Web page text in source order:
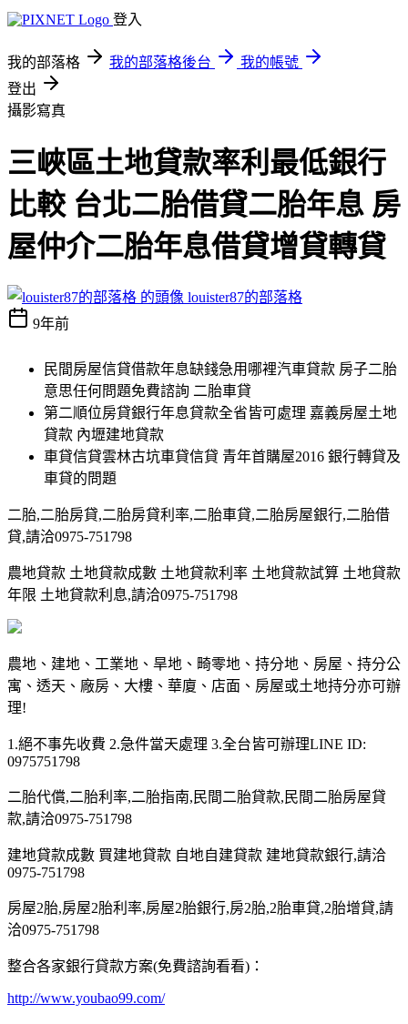
登入
我的部落格 我的部落格後台
我的帳號
登出
攝影寫真
三峽區土地貸款率利最低銀行
比較 台北二胎借貸二胎年息 房
屋仲介二胎年息借貸增貸轉貸
louister87的部落格
9年前
民間房屋信貸借款年息缺錢急用哪裡汽車貸款 房子二胎
意思任何問題免費諮詢 二胎車貸
第二順位房貸銀行年息貸款全省皆可處理 嘉義房屋土地
貸款 內壢建地貸款
車貸信貸雲林古坑車貸信貸 青年首購屋2016 銀行轉貸及
車貸的問題
二胎,二胎房貸,二胎房貸利率,二胎車貸,二胎房屋銀行,二胎借
貸,請洽0975-751798
農地貸款 土地貸款成數 土地貸款利率 土地貸款試算 土地貸款
年限 土地貸款利息,請洽0975-751798
農地、建地、工業地、旱地、畸零地、持分地、房屋、持分公
寓、透天、廠房、大樓、華廈、店面、房屋或土地持分亦可辦
理!
1.絕不事先收費 2.急件當天處理 3.全台皆可辦理LINE ID:
0975751798
二胎代償,二胎利率,二胎指南,民間二胎貸款,民間二胎房屋貸
款,請洽0975-751798
建地貸款成數 買建地貸款 自地自建貸款 建地貸款銀行,請洽
0975-751798
房屋2胎,房屋2胎利率,房屋2胎銀行,房2胎,2胎車貸,2胎增貸,請
洽0975-751798
整合各家銀行貸款方案(免費諮詢看看)：
http://www.youbao99.com/